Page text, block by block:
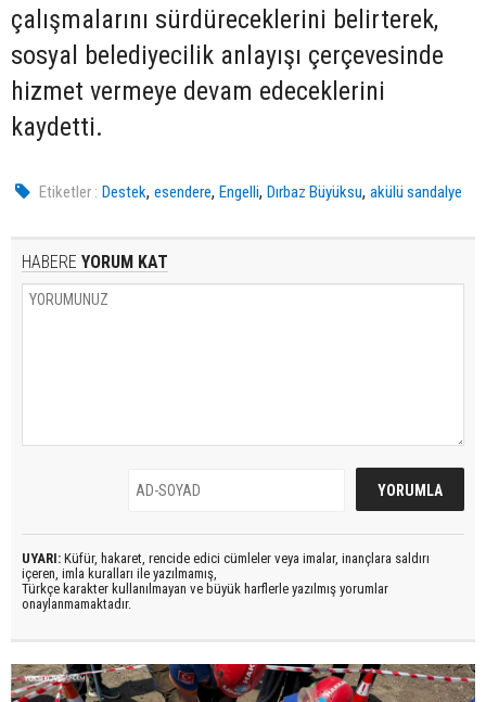
çalışmalarını sürdüreceklerini belirterek,
sosyal belediyecilik anlayışı çerçevesinde
hizmet vermeye devam edeceklerini
kaydetti.
Etiketler : Destek,esendere,Engelli,Dırbaz Büyüksu,akülü sandalye
HABERE YORUM KAT
UYARI: Küfür, hakaret, rencide edici cümleler veya imalar, inançlara saldırı
içeren, imla kuralları ile yazılmamış,
Türkçe karakter kullanılmayan ve büyük harflerle yazılmış yorumlar
onaylanmamaktadır.